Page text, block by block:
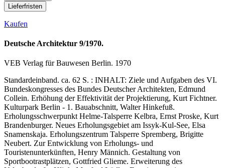
Lieferfristen
Kaufen
Deutsche Architektur 9/1970.
VEB Verlag für Bauwesen Berlin. 1970
Standardeinband. ca. 62 S. : INHALT: Ziele und Aufgaben des VI.
Bundeskongresses des Bundes Deutscher Architekten, Edmund
Collein. Erhöhung der Effektivität der Projektierung, Kurt Fichtner.
Kulturpark Berlin - 1. Bauabschnitt, Walter Hinkefuß.
Erholungsschwerpunkt Helme-Talsperre Kelbra, Ernst Proske, Kurt
Brandenburger. Neues Erholungsgebiet am Issyk-Kul-See, Elsa
Snamenskaja. Erholungszentrum Talsperre Spremberg, Brigitte
Neubert. Zur Entwicklung von Erholungs- und
Touristenunterkünften, Henry Männich. Gestaltung von
Sportbootrastplätzen, Gottfried Glieme. Erweiterung des